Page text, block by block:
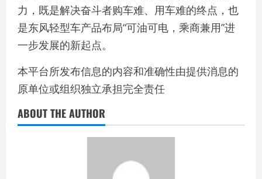
力，既是解决奋斗者购车难、用车难的终点，也
是东风轻型车产品布局“可油可电，乘商兼用”进
一步发展的新起点。
本平台所发布信息的内容和准确性由提供消息的
原单位或组织独立承担完全责任
ABOUT THE AUTHOR